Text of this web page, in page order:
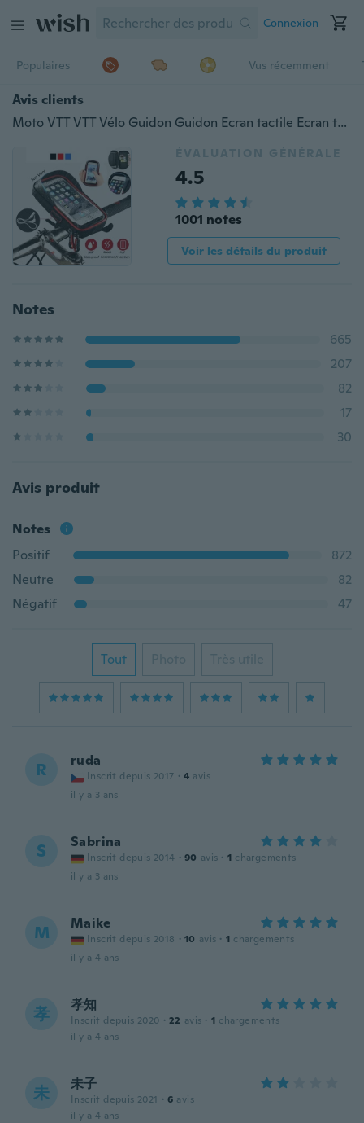
Connexion
Populaires Vus récemment
Avis clients
Moto VTT VTT Vélo Guidon Guidon Écran tactile Écran tactile étanche Support de sac pour téléphone portable de 5,5-6,0 pouces GPS universel
ÉVALUATION GÉNÉRALE
4.5
1001 notes
Voir les détails du produit
Notes
665
207
82
17
30
Avis produit
Notes
Positif
872
Neutre
82
Négatif
47
Tout Photo Très utile
R ruda
Inscrit depuis 2017 · 4 avis
il y a 3 ans
S Sabrina
Inscrit depuis 2014 · 90 avis · 1 chargements
il y a 3 ans
M Maike
Inscrit depuis 2018 · 10 avis · 1 chargements
il y a 4 ans
孝 孝知
Inscrit depuis 2020 · 22 avis · 1 chargements
il y a 4 ans
未 未子
Inscrit depuis 2021 · 6 avis
il y a 4 ans